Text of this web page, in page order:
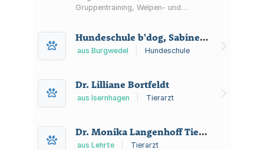
Gruppentraining, Welpen- und
sowie Mantrailing, Fährtenarbeit und
Treibball.
Hundeschule b'dog, Sabine Bergmann
aus Burgwedel Hundeschule
Dr. Lilliane Bortfeldt
aus Isernhagen Tierarzt
Dr. Monika Langenhoff Tierarztpraxis
aus Lehrte
Tierarzt